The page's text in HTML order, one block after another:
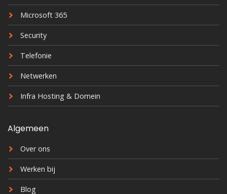
Microsoft 365
Security
Telefonie
Netwerken
Infra Hosting & Domein
Algemeen
Over ons
Werken bij
Blog